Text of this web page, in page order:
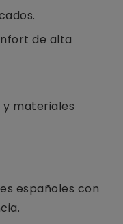
de alta
y materiales
españoles con